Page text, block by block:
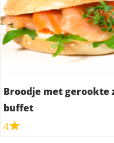
Broodje met gerookte
buffet
4